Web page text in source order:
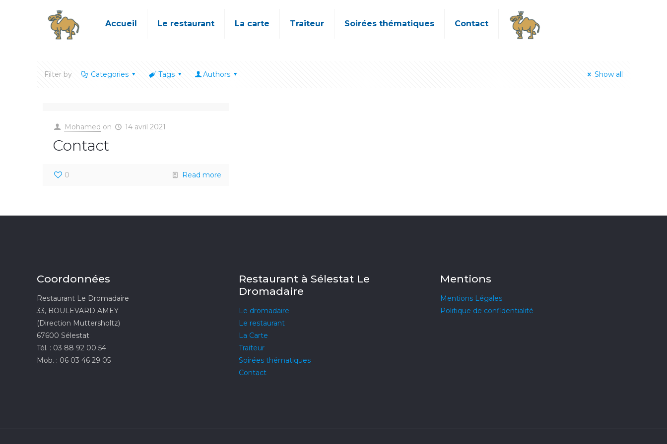
Accueil Le restaurant La carte Traiteur Soirées thématiques Contact
Filter by Categories Tags Authors Show all
Mohamed on 14 avril 2021
Contact
0 Read more
Coordonnées
Restaurant Le Dromadaire
33, BOULEVARD AMEY
(Direction Muttersholtz)
67600 Sélestat
Tél. : 03 88 92 00 54
Mob. : 06 03 46 29 05
Restaurant à Sélestat Le
Dromadaire
Le dromadaire
Le restaurant
La Carte
Traiteur
Soirées thématiques
Contact
Mentions
Mentions Légales
Politique de confidentialité